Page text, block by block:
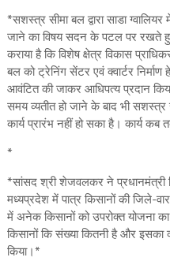
*सशस्त्र सीमा बल द्वारा साडा
जाने का विषय सदन के पटल पर
कराया है कि विशेष क्षेत्र विकास
बल को ट्रेनिंग सेंटर एवं क्‍वार्टर
आवंटित की जाकर आधिपत्य प्रदान
समय व्यतीत हो जाने के बाद भी सशस्त्र
कार्य प्रारंभ नहीं हो सका है। कार्य
*
*सांसद श्री शेजवलकर ने प्रधानमंत्री
मध्‍यप्रदेश में पात्र किसानों की जिले-
में अनेक किसानों को उपरोक्त योजना
किसानों कि संख्या कितनी है और
किया।*